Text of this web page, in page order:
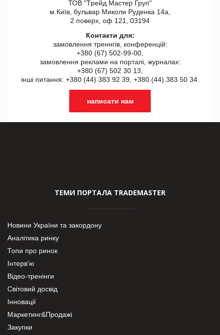
ТОВ "Tрейд Мастер Груп"
м.Київ, бульвар Миколи Руденка 14а,
2 поверх, оф 121, 03194
Контакти для:
замовлення треннгів, конференцій:
+380 (67) 502-99-00,
замовлення реклами на порталі, журналах:
+380 (67) 502 30 13,
інші питання: +380 (44) 383 92 39, +380 (44) 383 50 34.
написати нам
ТЕМИ ПОРТАЛА TRADEMASTER
Новини України та закордону
Аналітика ринку
Топи про ринок
Інтерв’ю
Відео-тренінги
Світовий досвід
Інновації
Маркетинг&Продажі
Закупки